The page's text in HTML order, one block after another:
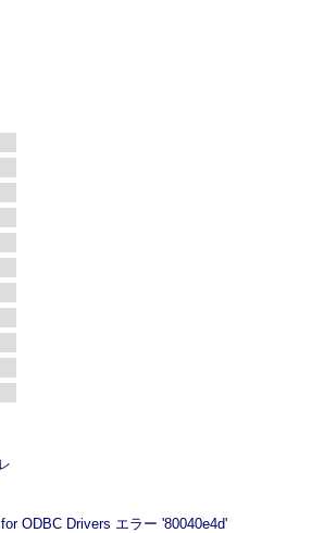
ODBC Drivers エラー '80040e4d'